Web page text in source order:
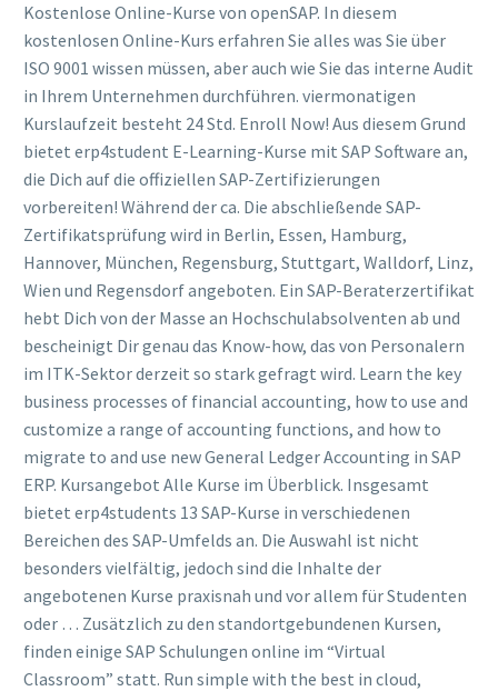
Kostenlose Online-Kurse von openSAP. In diesem
kostenlosen Online-Kurs erfahren Sie alles was Sie über
ISO 9001 wissen müssen, aber auch wie Sie das interne Audit
in Ihrem Unternehmen durchführen. viermonatigen
Kurslaufzeit besteht 24 Std. Enroll Now! Aus diesem Grund
bietet erp4student E-Learning-Kurse mit SAP Software an,
die Dich auf die offiziellen SAP-Zertifizierungen
vorbereiten! Während der ca. Die abschließende SAP-
Zertifikatsprüfung wird in Berlin, Essen, Hamburg,
Hannover, München, Regensburg, Stuttgart, Walldorf, Linz,
Wien und Regensdorf angeboten. Ein SAP-Beraterzertifikat
hebt Dich von der Masse an Hochschulabsolventen ab und
bescheinigt Dir genau das Know-how, das von Personalern
im ITK-Sektor derzeit so stark gefragt wird. Learn the key
business processes of financial accounting, how to use and
customize a range of accounting functions, and how to
migrate to and use new General Ledger Accounting in SAP
ERP. Kursangebot Alle Kurse im Überblick. Insgesamt
bietet erp4students 13 SAP-Kurse in verschiedenen
Bereichen des SAP-Umfelds an. Die Auswahl ist nicht
besonders vielfältig, jedoch sind die Inhalte der
angebotenen Kurse praxisnah und vor allem für Studenten
oder … Zusätzlich zu den standortgebundenen Kursen,
finden einige SAP Schulungen online im “Virtual
Classroom” statt. Run simple with the best in cloud,